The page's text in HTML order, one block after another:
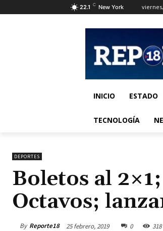
22.1 C New York
INICIO ESTADO
TECNOLOGÍA
DEPORTES
Boletos al
Octavos;
By Reporte18 25 febrero, 2019 0 318